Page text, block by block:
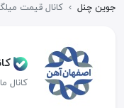
جوین چنل › کانال قیمت
کانال